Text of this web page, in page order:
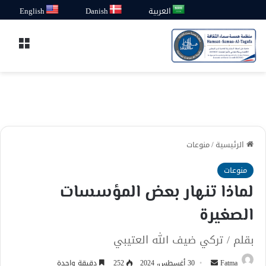
العربية Danish
English
الرئيسية/منوعات
منوعات
لماذا تنهار بعض المؤسسات
الصغيرة
بقلم / تركي ضيف الله العتيبي
Fatma أرسل 30 أغسطس، 2024 252 دقيقة واحدة